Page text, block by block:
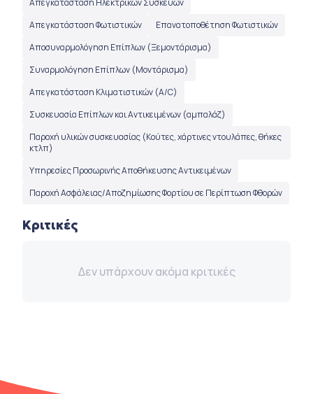
Απεγκατάσταση Ηλεκτρικών Συσκευών
Απεγκατάσταση Φωτιστικών
Επανατοποθέτηση Φωτιστικών
Αποσυναρμολόγηση Επίπλων (Ξεμοντάρισμα)
Συναρμολόγηση Επίπλων (Μοντάρισμα)
Απεγκατάσταση Κλιματιστικών (Α/C)
Συσκευασία Επίπλων και Αντικειμένων (αμπαλάζ)
Παροχή υλικών συσκευασίας (Κούτες, χάρτινες ντουλάπες, θήκες
κτλπ)
Υπηρεσίες Προσωρινής Αποθήκευσης Αντικειμένων
Παροχή Ασφάλειας/Αποζημίωσης Φορτίου σε Περίπτωση Φθορών
Κριτικές
Δεν υπάρχουν ακόμα κριτικές